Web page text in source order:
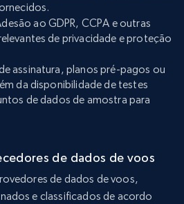
ao GDPR, CCPA e outras
de privacidade e proteção
assinatura, planos pré-pagos ou
da disponibilidade de testes
de dados de amostra para
de dados de voos
de dados de voos,
e classificados de acordo